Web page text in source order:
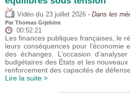
Vidéo du 23 juillet 2026 - Dans les
Par Thomas Grjebine
00:52:21
Les finances publiques françaises, le
leurs conséquences pour
des échanges. L’occasion
budgétaires des États et les
renforcement des capacités de
Lire la suite >